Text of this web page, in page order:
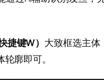
捷键W） 大致框选主体
廓即可。